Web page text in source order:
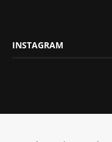
INSTAGRAM